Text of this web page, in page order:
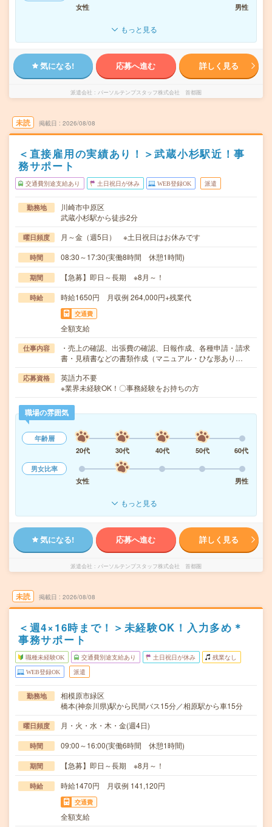
女性
男性
もっと見る
気になる! 応募へ進む 詳しく見る
派遣会社 パーソルテンプスタッフ株式会社 首都圏
未読 掲載日 2026/08/08
＜直接雇用の実績あり！＞武蔵小杉駅近！事
務サポート
交通費別途支給あり 土日祝日が休み WEB登録OK 派遣
勤務地
川崎市中原区
武蔵小杉駅から徒歩2分
曜日頻度 月～金（週5日） ※土日祝日はお休みです
時間 08:30～17:30(実働8時間 休憩1時間)
期間 【急募】即日～長期 ※8月～！
時給 時給1650円 月収例 264,000円+残業代
交通費
全額支給
仕事内容
・売上の確認、出張費の確認、日報作成、各種申請・請求
書・見積書などの書類作成（マニュアル・ひな形あり…
応募資格
英語力不要
※業界未経験OK！〇事務経験をお持ちの方
職場の雰囲気
年齢層
20代
30代 40代 50代
60代
男女比率
女性
男性
もっと見る
気になる! 応募へ進む 詳しく見る
派遣会社 パーソルテンプスタッフ株式会社 首都圏
未読 掲載日 2026/08/08
＜週4×16時まで！＞未経験OK！入力多め＊
事務サポート
職種未経験OK 交通費別途支給あり 土日祝日が休み 残業なし
WEB登録OK 派遣
勤務地
相模原市緑区
橋本(神奈川県)駅から民間バス15分／相原駅から車15分
曜日頻度 月・火・水・木・金(週4日)
時間 09:00～16:00(実働6時間 休憩1時間)
期間 【急募】即日～長期 ※8月～！
時給 時給1470円 月収例 141,120円
交通費
全額支給